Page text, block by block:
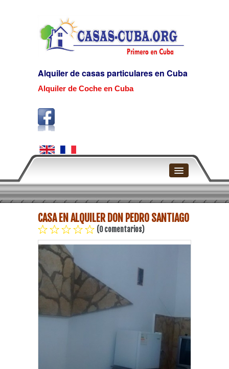
Alquiler de casas particulares en Cuba
Alquiler de Coche en Cuba
Home
La Habana
Playa Habana
Varadero
CASA EN ALQUILER DON PEDRO SANTIAGO
(0 comentarios)